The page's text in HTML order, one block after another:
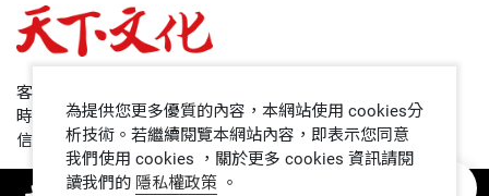
哈佛商業評論
領導影響力學院
1號課堂
客服專線：+886 2 2662-0012
時間：週一~週五9:00~12:30;13:30~17:00
信箱：service@cwgv.com.tw
為提供您更多優質的內容，本網站使用 cookies分
析技術。若繼續閱覽本網站內容，即表示您同意
我們使用 cookies ，關於更多 cookies 資訊請閱
讀我們的 隱私權政策 。